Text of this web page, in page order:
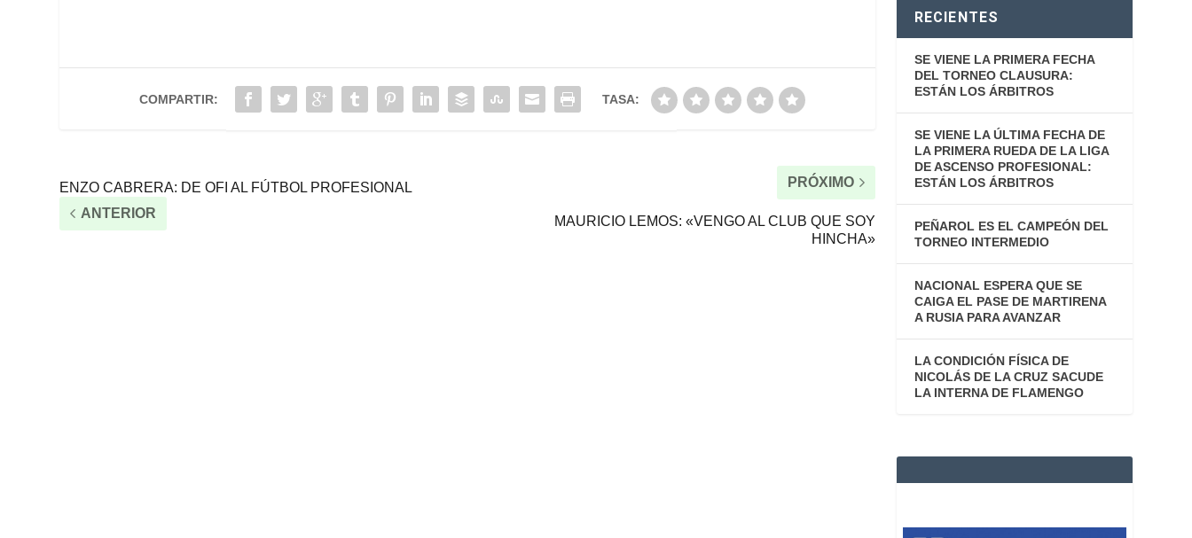
COMPARTIR: TASA:
ENZO CABRERA: DE OFI AL FÚTBOL PROFESIONAL
ANTERIOR
PRÓXIMO
MAURICIO LEMOS: «VENGO AL CLUB QUE SOY
HINCHA»
RECIENTES
SE VIENE LA PRIMERA FECHA
DEL TORNEO CLAUSURA:
ESTÁN LOS ÁRBITROS
SE VIENE LA ÚLTIMA FECHA DE
LA PRIMERA RUEDA DE LA LIGA
DE ASCENSO PROFESIONAL:
ESTÁN LOS ÁRBITROS
PEÑAROL ES EL CAMPEÓN DEL
TORNEO INTERMEDIO
NACIONAL ESPERA QUE SE
CAIGA EL PASE DE MARTIRENA
A RUSIA PARA AVANZAR
LA CONDICIÓN FÍSICA DE
NICOLÁS DE LA CRUZ SACUDE
LA INTERNA DE FLAMENGO